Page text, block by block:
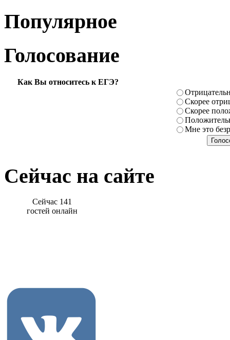
Популярное
Голосование
Как Вы относитесь к ЕГЭ?
Скорее
Скорее
Мне это
Сейчас на сайте
Сейчас 141
гостей онлайн